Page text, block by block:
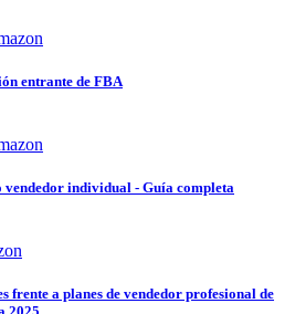
entrante de FBA
vendedor individual - Guía completa
frente a planes de vendedor profesional de